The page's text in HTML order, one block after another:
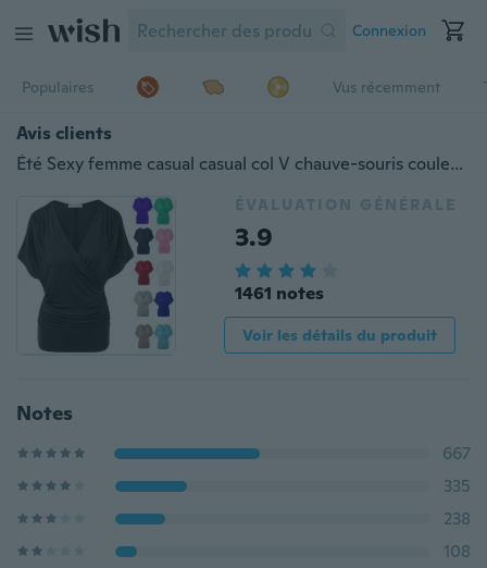
Connexion
Populaires Vus récemment
Avis clients
Été Sexy femme casual casual col V chauve-souris couleur unie manches courtes T-shirt（11 couleur 5 size）
ÉVALUATION GÉNÉRALE
3.9
1461 notes
Voir les détails du produit
Notes
667
335
238
108